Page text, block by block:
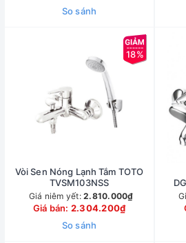
So sánh
18%
Vòi Sen Nóng Lạnh Tắm TOTO
TVSM103NSS
Giá niêm yết: 2.810.000₫
Giá bán: 2.304.200₫
So sánh